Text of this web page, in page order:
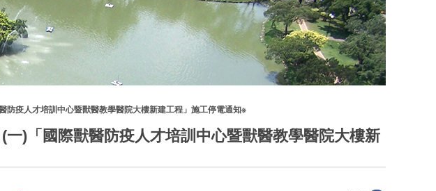
防疫人才培訓中心暨獸醫教學醫院大樓新建工程」施工停電通知※
)「國際獸醫防疫人才培訓中心暨獸醫教學醫院大樓新